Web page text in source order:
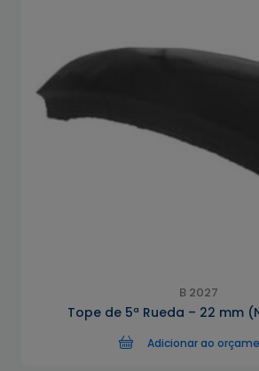
B 2027
Tope de 5ª Rueda – 22 mm
Adicionar ao